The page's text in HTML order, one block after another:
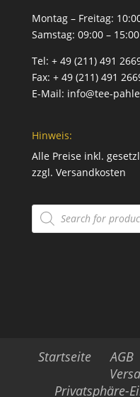
Montag – Freitag:
Samstag: 09:00 – 15:00
Tel: + 49 (211) 491
Fax: + 49 (211) 491
E-Mail: info@tee-
Hinweis:
Alle Preise inkl.
zzgl. Versandkosten
Products
search
Startseite AGB
Privatsphäre-